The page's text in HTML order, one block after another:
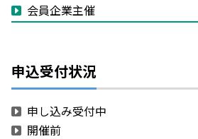
会員企業主催
申込受付状況
申し込み受付中
開催前